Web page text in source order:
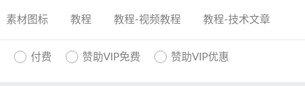
素材图标 教程 教程-视频教程 教程-技术文章
付费 赞助VIP免费 赞助VIP优惠